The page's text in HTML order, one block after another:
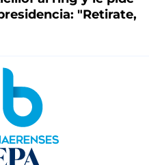
"Retirate,